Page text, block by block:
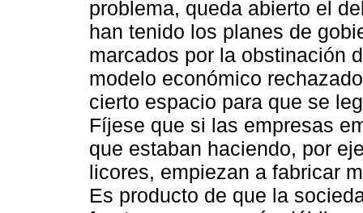
problema, queda abierto el
han tenido los planes de
marcados por la obstinación
modelo económico
cierto espacio para que se
Fíjese que si las empresas
que estaban haciendo, por
licores, empiezan a fabricar
Es producto de que la